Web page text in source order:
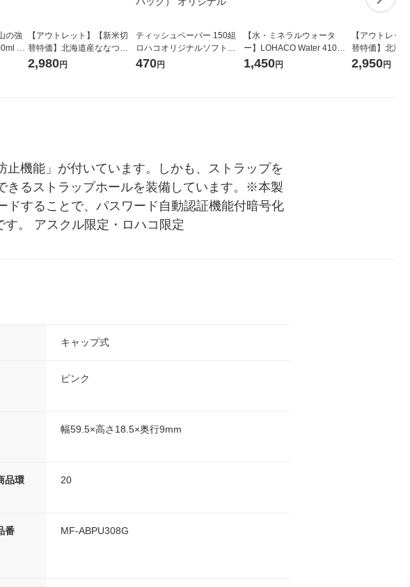
の強
1
【アウトレット】【新米切
替特価】北海道産ななつぼ
し 無洗米 5kg 1袋 令和7年産
2,980円
ティッシュペーパー 150組
ロハコオリジナルソフトパ
ックティッシュ フィオナ オ
470円
【水・ミネラルウォータ
ー】LOHACO Water 410ml
1箱（20本入）ラベルレス
1,450円
【アウトレッ
替特価】北海
し 精白米 5kg
2,950円
機能」が付いています。しかも、ストラップを
きるストラップホールを装備しています。※本製
することで、パスワード自動認証機能付暗号化
。 アスクル限定・ロハコ限定
キャップ式
ピンク
幅59.5×高さ18.5×奥行9mm
品環
20
番 MF-ABPU308G